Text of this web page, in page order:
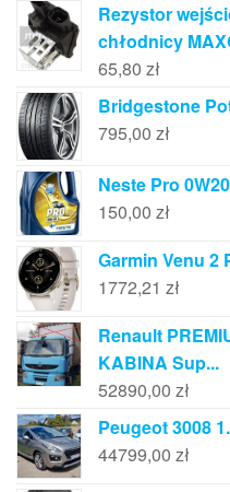
Rezystor
chłodnicy
65,80 zł
Bridgestone
795,00 zł
Neste Pro
150,00 zł
Garmin Venu 2
1772,21 zł
Renault
KABINA Sup...
52890,00 zł
Peugeot 3008
44799,00 zł